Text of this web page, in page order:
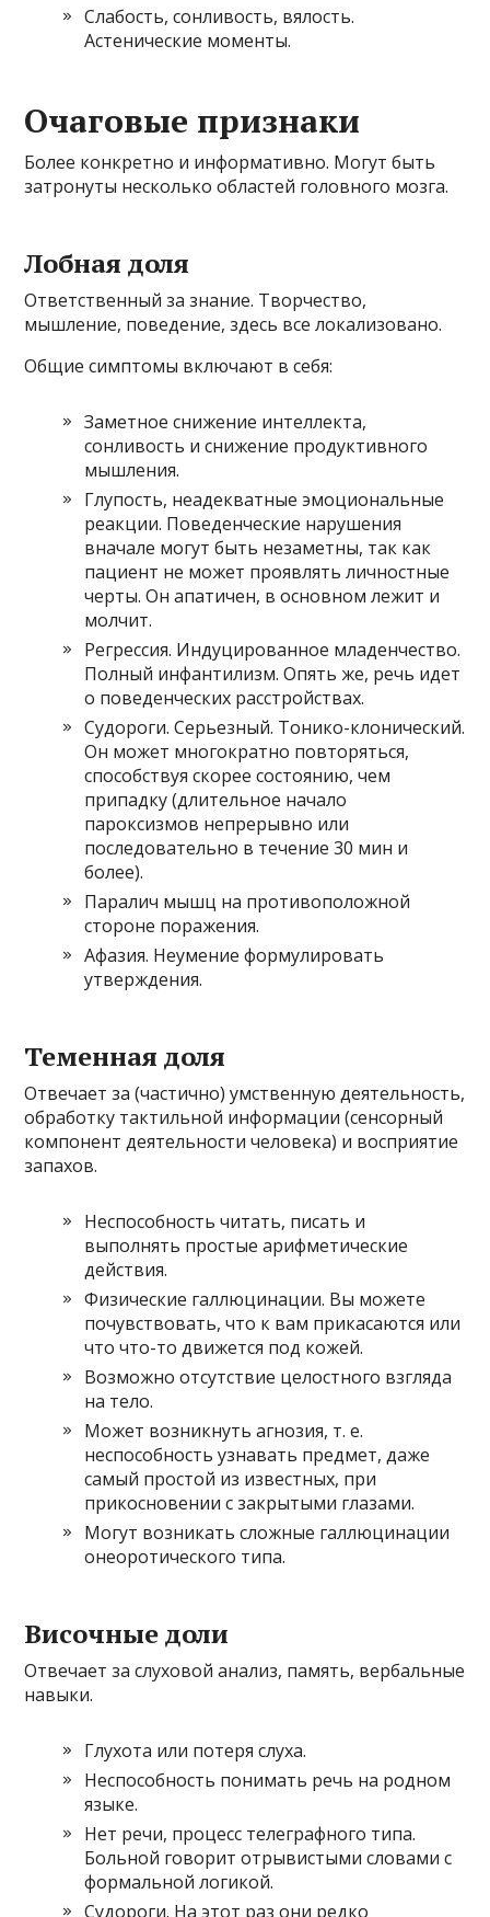
Слабость, сонливость, вялость.
Астенические моменты.
Очаговые признаки
Более конкретно и информативно. Могут быть
затронуты несколько областей головного мозга.
Лобная доля
Ответственный за знание. Творчество,
мышление, поведение, здесь все локализовано.
Общие симптомы включают в себя:
Заметное снижение интеллекта,
сонливость и снижение продуктивного
мышления.
Глупость, неадекватные эмоциональные
реакции. Поведенческие нарушения
вначале могут быть незаметны, так как
пациент не может проявлять личностные
черты. Он апатичен, в основном лежит и
молчит.
Регрессия. Индуцированное младенчество.
Полный инфантилизм. Опять же, речь идет
о поведенческих расстройствах.
Судороги. Серьезный. Тонико-клонический.
Он может многократно повторяться,
способствуя скорее состоянию, чем
припадку (длительное начало
пароксизмов непрерывно или
последовательно в течение 30 мин и
более).
Паралич мышц на противоположной
стороне поражения.
Афазия. Неумение формулировать
утверждения.
Теменная доля
Отвечает за (частично) умственную деятельность,
обработку тактильной информации (сенсорный
компонент деятельности человека) и восприятие
запахов.
Неспособность читать, писать и
выполнять простые арифметические
действия.
Физические галлюцинации. Вы можете
почувствовать, что к вам прикасаются или
что что-то движется под кожей.
Возможно отсутствие целостного взгляда
на тело.
Может возникнуть агнозия, т. е.
неспособность узнавать предмет, даже
самый простой из известных, при
прикосновении с закрытыми глазами.
Могут возникать сложные галлюцинации
онеоротического типа.
Височные доли
Отвечает за слуховой анализ, память, вербальные
навыки.
Глухота или потеря слуха.
Неспособность понимать речь на родном
языке.
Нет речи, процесс телеграфного типа.
Больной говорит отрывистыми словами с
формальной логикой.
Судороги. На этот раз они редко